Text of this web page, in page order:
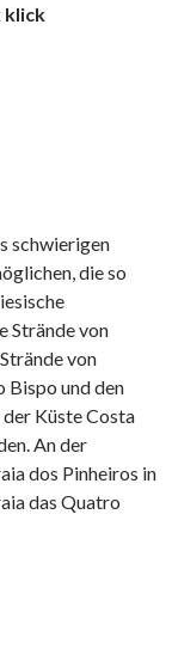
klick
schwierigen
die so
Strände von
von
Bispo und den
der Küste Costa
An der
dos Pinheiros in
das Quatro